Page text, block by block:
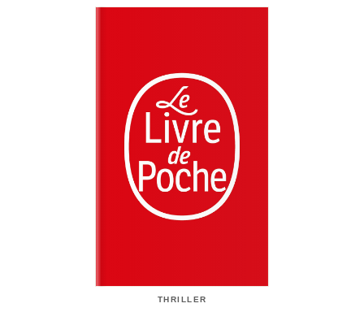
THRILLER